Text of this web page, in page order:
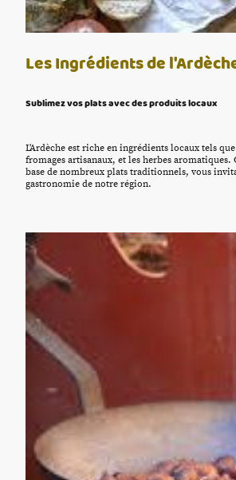
Les Ingrédients de
Sublimez vos plats avec des produits locaux
L'Ardèche est riche en ingrédients locaux tels
fromages artisanaux, et les herbes aromatiques.
base de nombreux plats traditionnels, vous
gastronomie de notre région.